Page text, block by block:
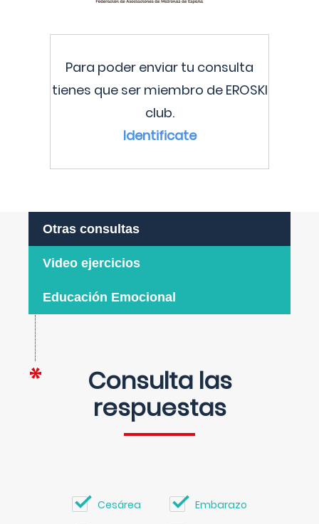
Para poder enviar tu consulta
tienes que ser miembro de EROSKI
club.
Identificate
Otras consultas
Video ejercicios
Educación Emocional
Consulta las
respuestas
Cesárea Embarazo